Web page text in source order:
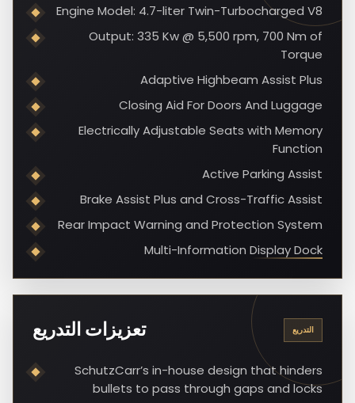
Engine Model: 4.7-liter Twin-Turbocharged V8
Output: 335 Kw @ 5,500 rpm, 700 Nm of
Torque
Adaptive Highbeam Assist Plus
Closing Aid For Doors And Luggage
Electrically Adjustable Seats with Memory
Function
Active Parking Assist
Brake Assist Plus and Cross-Traffic Assist
Rear Impact Warning and Protection System
Multi-Information Display Dock
التدريع تعزيزات التدريع
SchutzCarr’s in-house design that hinders
bullets to pass through gaps and locks